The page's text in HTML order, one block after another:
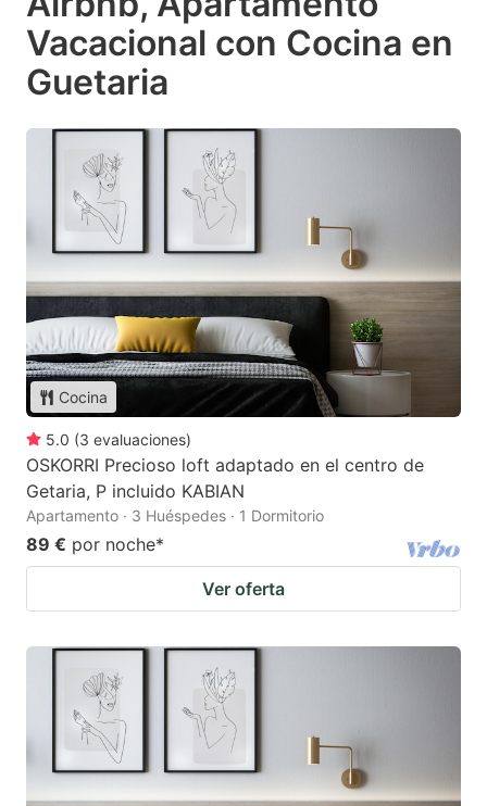
Vacacional con Cocina en
Guetaria
Cocina
5.0 (3 evaluaciones)
OSKORRI Precioso loft adaptado en el centro de
Getaria, P incluido KABIAN
Apartamento · 3 Huéspedes · 1 Dormitorio
89 € por noche*
Ver oferta